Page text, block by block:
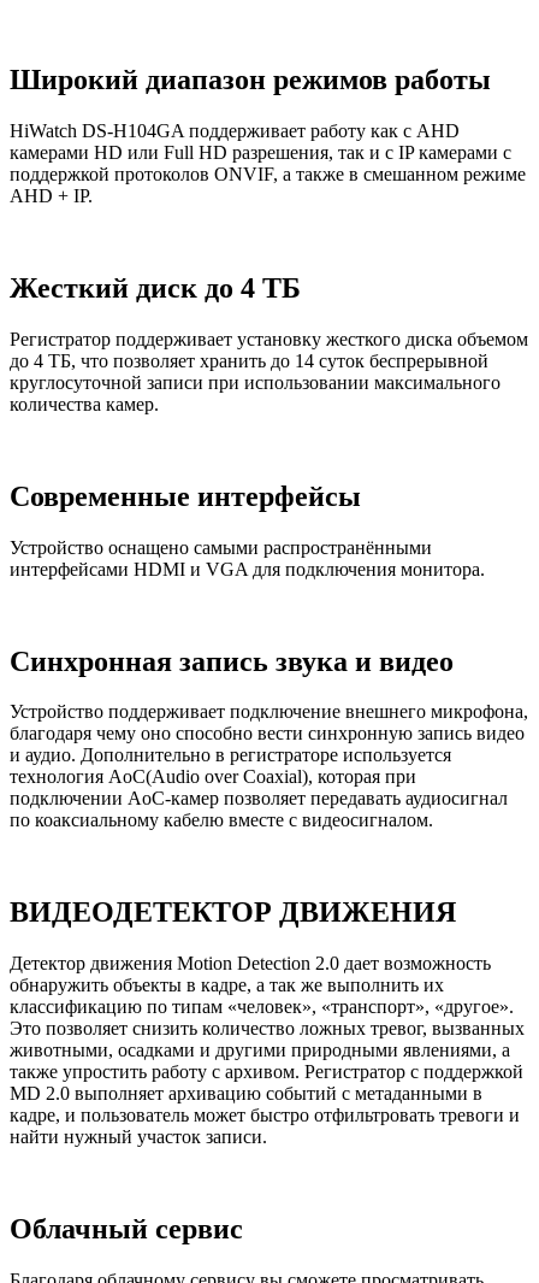
Широкий диапазон режимов работы
HiWatch DS-H104GA поддерживает работу как с AHD
камерами HD или Full HD разрешения, так и с IP камерами с
поддержкой протоколов ONVIF, а также в смешанном режиме
AHD + IP.
Жесткий диск до 4 ТБ
Регистратор поддерживает установку жесткого диска объемом
до 4 ТБ, что позволяет хранить до 14 суток беспрерывной
круглосуточной записи при использовании максимального
количества камер.
Современные интерфейсы
Устройство оснащено самыми распространёнными
интерфейсами HDMI и VGA для подключения монитора.
Синхронная запись звука и видео
Устройство поддерживает подключение внешнего микрофона,
благодаря чему оно способно вести синхронную запись видео
и аудио. Дополнительно в регистраторе используется
технология AoC(Audio over Coaxial), которая при
подключении AoC-камер позволяет передавать аудиосигнал
по коаксиальному кабелю вместе с видеосигналом.
ВИДЕОДЕТЕКТОР ДВИЖЕНИЯ
Детектор движения Motion Detection 2.0 дает возможность
обнаружить объекты в кадре, а так же выполнить их
классификацию по типам «человек», «транспорт», «другое».
Это позволяет снизить количество ложных тревог, вызванных
животными, осадками и другими природными явлениями, а
также упростить работу с архивом. Регистратор с поддержкой
MD 2.0 выполняет архивацию событий с метаданными в
кадре, и пользователь может быстро отфильтровать тревоги и
найти нужный участок записи.
Облачный сервис